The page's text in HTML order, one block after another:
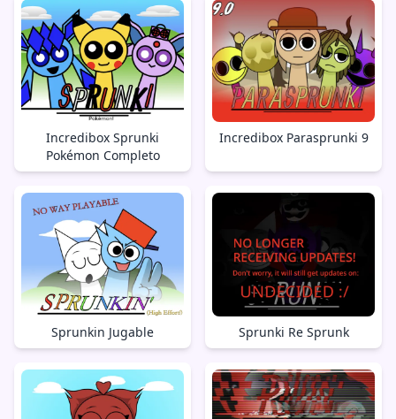
Incredibox Sprunki
Pokémon Completo
Incredibox Parasprunki 9
Sprunkin Jugable Sprunki Re Sprunk